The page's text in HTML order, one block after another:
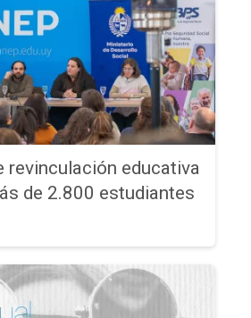
revinculación educativa
de 2.800 estudiantes